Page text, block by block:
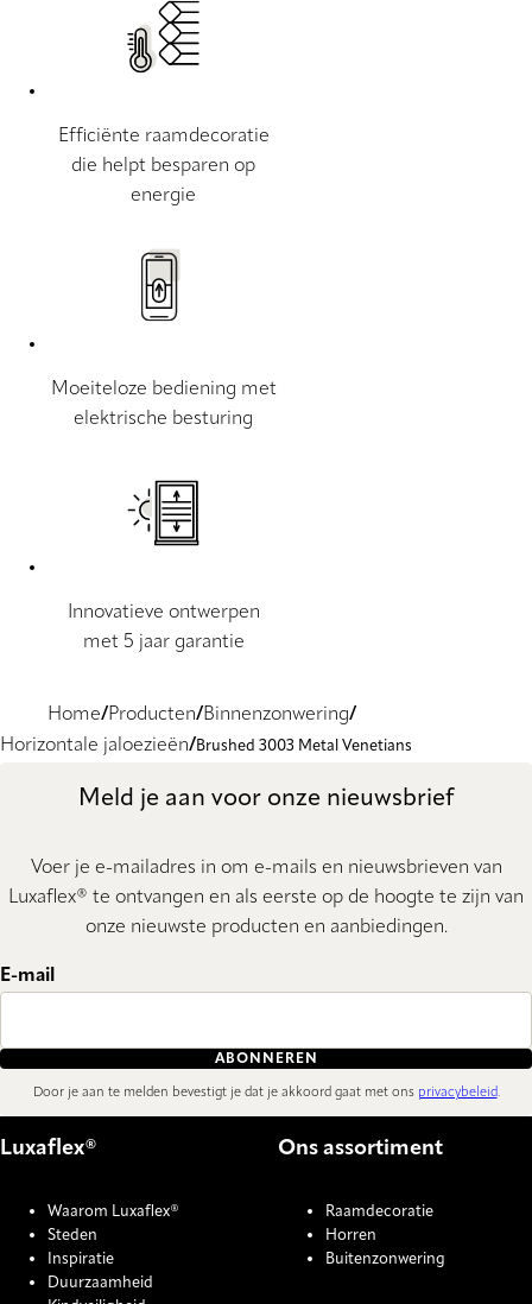
Efficiënte raamdecoratie
die helpt besparen op
energie
Moeiteloze bediening met
elektrische besturing
Innovatieve ontwerpen
met 5 jaar garantie
Home Producten Binnenzonwering
Horizontale jaloezieën
Brushed 3003 Metal Venetians
Meld je aan voor onze nieuwsbrief
Voer je e-mailadres in om e-mails en nieuwsbrieven van
Luxaflex® te ontvangen en als eerste op de hoogte te zijn van
onze nieuwste producten en aanbiedingen.
E-mail
ABONNEREN
Door je aan te melden bevestigt je dat je akkoord gaat met ons privacybeleid.
Luxaflex®
Waarom Luxaflex®
Steden
Inspiratie
Duurzaamheid
Ons assortiment
Raamdecoratie
Horren
Buitenzonwering